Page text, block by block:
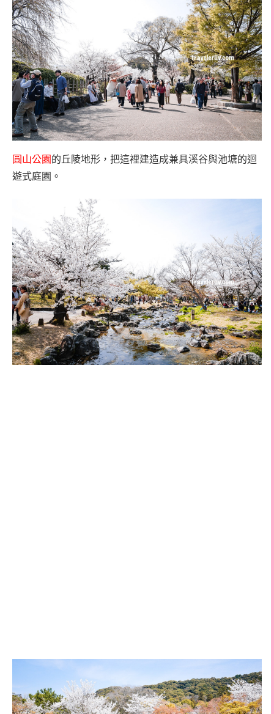
圓山公園 的丘陵地形，把這裡建造成兼具溪谷與池塘的迴
遊式庭園。